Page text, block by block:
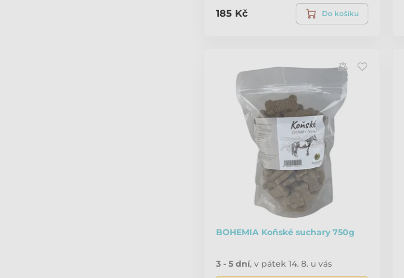
185 Kč Do košíku
BOHEMIA Koňské suchary 750g
3 - 5 dní, v pátek 14. 8. u vás